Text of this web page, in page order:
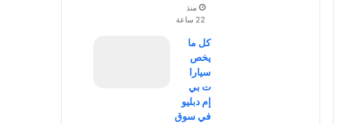
منذ
22 ساعة
كل ما
يخص
سيارا
ت بي
إم دبليو
في سوق